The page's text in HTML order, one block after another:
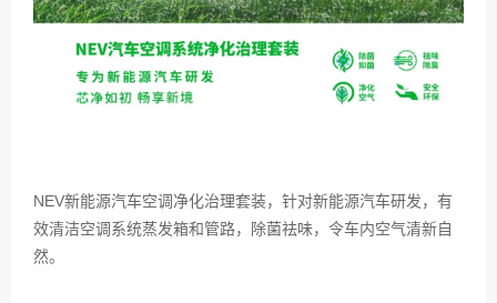
NEV新能源汽车空调净化治理套装，针对新能源汽车研发，有
效清洁空调系统蒸发箱和管路，除菌祛味，令车内空气清新自
然。